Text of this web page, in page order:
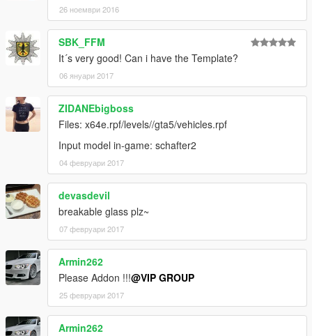
26 ноември 2016
SBK_FFM
It´s very good! Can i have the Template?
06 януари 2017
ZIDANEbigboss
Files: x64e.rpf/levels//gta5/vehicles.rpf
Input model in-game: schafter2
04 февруари 2017
devasdevil
breakable glass plz~
07 февруари 2017
Armin262
Please Addon !!!@VIP GROUP
25 февруари 2017
Armin262